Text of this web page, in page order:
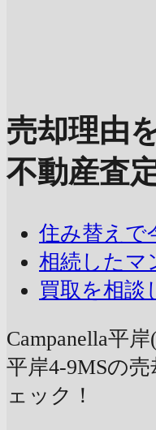
売却理由
不動産査
住み替えで
相続したマ
買取を相談
Campanella平
平岸4-9MSの売
ェック！